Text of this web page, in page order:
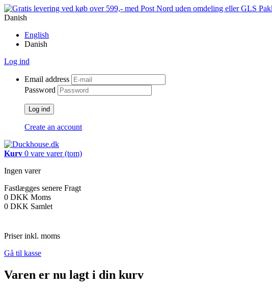
Danish
English
Danish
Log ind
Email address
Password
Log ind
Create an account
Kurv 0 vare varer (tom)
Ingen varer
Fastlægges senere Fragt
0 DKK Moms
0 DKK Samlet
Priser inkl. moms
Gå til kasse
Varen er nu lagt i din kurv